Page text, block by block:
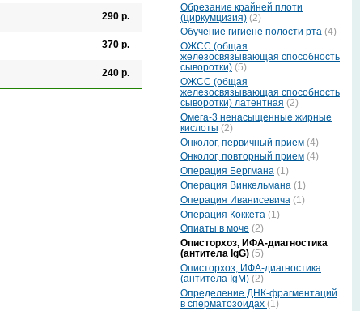
Обрезание крайней плоти
(циркумцизия) (2)
Обучение гигиене полости рта (4)
ОЖСС (общая
железосвязывающая способность
сыворотки) (5)
ОЖСС (общая
железосвязывающая способность
сыворотки) латентная (2)
Омега-3 ненасыщенные жирные
кислоты (2)
Онколог, первичный прием (4)
Онколог, повторный прием (4)
Операция Бергмана (1)
Операция Винкельмана (1)
Операция Иванисевича (1)
Операция Коккета (1)
Опиаты в моче (2)
Описторхоз, ИФА-диагностика
(антитела IgG) (5)
Описторхоз, ИФА-диагностика
(антитела IgМ) (2)
Определение ДНК-фрагментаций
в сперматозоидах (1)
290 р.
370 р.
240 р.